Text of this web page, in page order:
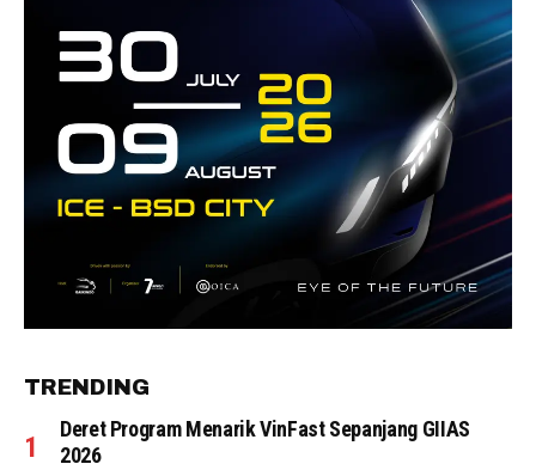
TRENDING
Deret Program Menarik VinFast Sepanjang GIIAS
2026